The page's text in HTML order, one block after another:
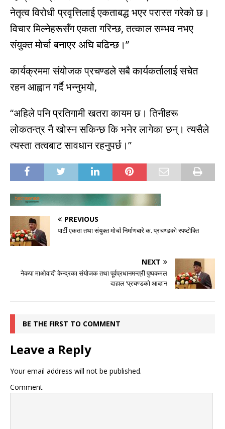
नेतृत्व विरोधी प्रवृत्तिलाई एकताबद्ध भएर परास्त गरेको छ।
विचार मिल्नेहरूसँग एकता गरिन्छ, तत्काल सम्भव नभए
संयुक्त मोर्चा बनाएर अघि बढिन्छ।”
कार्यक्रममा संयोजक प्रचण्डले सबै कार्यकर्तालाई सचेत
रहन आह्वान गर्दै भन्नुभयो,
“अहिले पनि प्रतिगामी खतरा कायम छ। तिनीहरू
लोकतन्त्र नै खोस्न सकिन्छ कि भनेर लागेका छन्। त्यसैले
त्यस्ता तत्वबाट सावधान रहनुपर्छ।”
PREVIOUS
पार्टी एकता तथा संयुक्त मोर्चा निर्माणबारे क. प्रचण्डको स्पष्टोक्ति
NEXT
नेकपा माओवादी केन्द्रका संयोजक तथा पूर्वप्रधानमन्त्री पुष्पकमल
दाहाल ‘प्रचण्डको आव्हान
BE THE FIRST TO COMMENT
Leave a Reply
Your email address will not be published.
Comment